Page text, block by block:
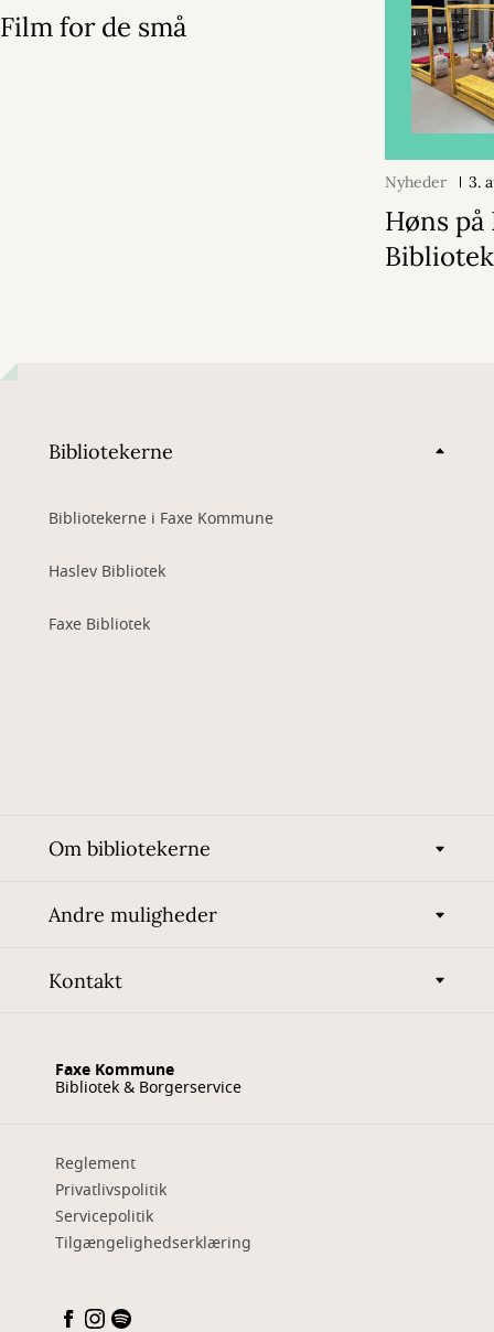
Film for de små
Nyheder 3.
Høns på
Bibliotekerne
Bibliotekerne i Faxe Kommune
Haslev Bibliotek
Faxe Bibliotek
Om bibliotekerne
Andre muligheder
Kontakt
Faxe Kommune
Bibliotek & Borgerservice
Reglement
Privatlivspolitik
Servicepolitik
Tilgængelighedserklæring